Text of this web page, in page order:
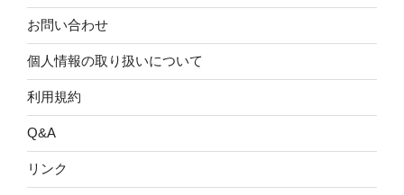
お問い合わせ
個人情報の取り扱いについて
利用規約
Q&A
リンク